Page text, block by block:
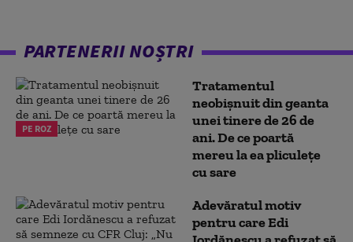
PARTENERII NOȘTRI
PE ROZ
Tratamentul
neobișnuit din geanta
unei tinere de 26 de
ani. De ce poartă
mereu la ea pliculețe
cu sare
Adevăratul motiv
pentru care Edi